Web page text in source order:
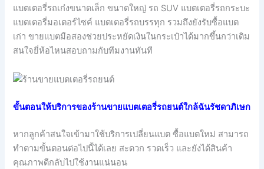
แบตเตอรี่รถเก๋งขนาดเล็ก ขนาดใหญ่ รถ SUV แบตเตอรี่รถกระบะ
แบตเตอรี่มอเตอร์ไซค์ แบตเตอรี่รถบรรทุก รวมถึงยังรับซื้อแบต
เก่า ขายแบตมือสองช่วยประหยัดเงินในกระเป๋าได้มากขึ้นกว่าเดิม
สนใจยี่ห้อไหนสอบถามกับทีมงานทันที
ขั้นตอนให้บริการของร้านขายแบตเตอรี่รถยนต์ใกล้ฉันรัชดาภิเษก
หากลูกค้าสนใจเข้ามาใช้บริการเปลี่ยนแบต ซื้อแบตใหม่ สามารถ
ทำตามขั้นตอนต่อไปนี้ได้เลย สะดวก รวดเร็ว และยังได้สินค้า
คุณภาพดีกลับไปใช้งานแน่นอน